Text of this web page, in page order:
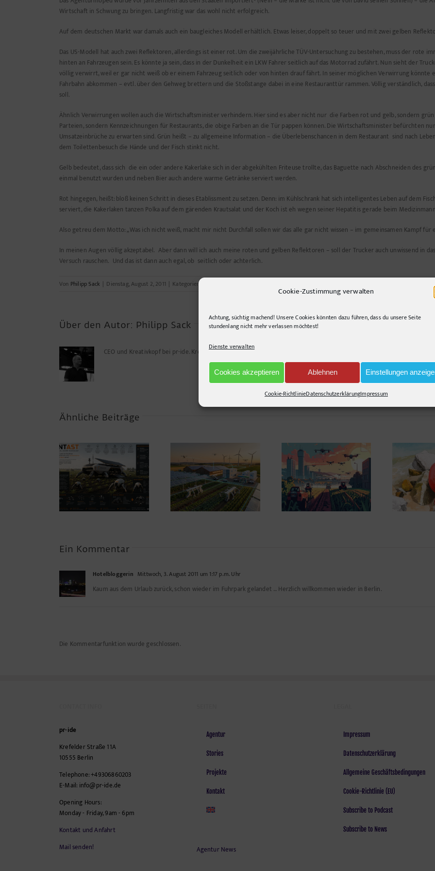
Cookie-Zustimmung verwalten
Achtung, süchtig machend! Unsere Cookies könnten dazu führen, dass du unsere Seite
stundenlang nicht mehr verlassen möchtest!
Dienste verwalten
Cookies akzeptieren Ablehnen Einstellungen
Cookie-RichtlinieDatenschutzerklärungImpressum
Wirtschaft in Schwung zu bringen. Langfristig war das wohl nicht erfolgreich.
Auf dem deutschen Markt war damals auch ein baugleiches Modell erhältlich. Etwas leiser, doppelt so teuer und mit zwei gelben
Das US-Modell hat auch zwei Reflektoren, allerdings ist einer rot. Um die zweijährliche TÜV-Untersuchung zu bestehen,muss der rote
hinten an Fahrzeugen sein. Es könnte ja sein, dass in der Dunkelheit ein LKW Fahrer seitlich auf das Motorrad zufährt. Nun sieht der
völlig verwirrt, weil er gar nicht weiß ob er einem Fahrzeug seitlich oder von hinten drauf fährt. In seiner möglichen Verwirrung könnte
Fahrbahn abkommen – evtl. über den Gehweg brettern und die Stoßstange dabei in eine Restauranttür rammen. Völlig verständlich,
soll.
Ähnlich Verwirrungen wollen auch die Wirtschaftsminister verhindern. Hier sind es aber nicht nur die Farben rot und gelb, sondern
Parteien, sondern Kennzeichnungen für Restaurants, die obige Farben an die Tür pappen können. Die Wirtschaftsminister befürchten
Umsatzeinbrüche zu erwarten sind. Grün heißt – zu allgemeine Information – die Überlebenschancen in dem Restaurant sind nach
dem Toilettenbesuch die Hände und der Fisch stinkt nicht.
Gelb bedeutet, dass sich die ein oder andere Kakerlake sich in der abgekühlten Friteuse trollte, das Baguette nach Abschneiden des
einmal benutzt wurden und neben Bier auch andere warme Getränke serviert werden.
Rot hingegen, heißt: bloß keinen Schritt in dieses Etablissment zu setzen. Denn: im Kühlschrank hat sich intelligentes Leben auf dem
serviert, die Kakerlaken tanzen Polka auf dem gärenden Krautsalat und der Koch ist eh wegen seiner Hepatitis gerade beim
Also getreu dem Motto: „Was ich nicht weiß, macht mir nicht Durchfall sollen wir das alle gar nicht wissen – im gemeinsamen Kampf
In meinen Augen völlig akzeptabel. Aber dann will ich auch meine roten und gelben Reflektoren – soll der Trucker auch unwissend in
Versuch rauschen. Und das ist dann auch egal, ob seitlich oder achterlich.
Von Philipp Sack | Dienstag, August 2, 2011 | Kategorien: 1
Über den Autor: Philipp Sack
CEO und Kreativkopf bei pr-ide. Kreuz und querlenkend, gerne segelnd. Immer auf der Suche nach innovativen
Ähnliche Beiträge
Warum die
Energiewende auf dem
Acker nicht im
Motorraum beginnt
Agrarwelt 2035 –
Landwirtschaft nach
dem Wendepunkt*
Wenn Geiz die Leine
durchscheuert
?
in
Ein Kommentar
Hotelbloggerin Mittwoch, 3. August 2011 um 1:17 p.m. Uhr
Kaum aus dem Urlaub zurück, schon wieder im Fuhrpark gelandet … Herzlich willkommen wieder in Berlin.
Die Kommentarfunktion wurde geschlossen.
pr-ide
Krefelder Straße 11A
10555 Berlin
Telephone:+49306860203
E-Mail: info@pr-ide.de
Opening Hours:
Monday - Friday, 9am - 6pm
Kontakt und Anfahrt
Mail senden!
Agentur
Stories
Projekte
Kontakt
Agentur News
Impressum
Datenschutzerklärung
Allgemeine Geschäftsbedingungen
Cookie-Richtlinie (EU)
Subscribe to Podcast
Subscribe to News